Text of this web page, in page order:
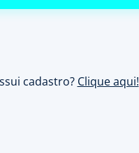
cadastro? Clique aqui!